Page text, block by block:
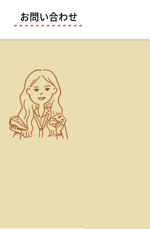
お問い合わせ